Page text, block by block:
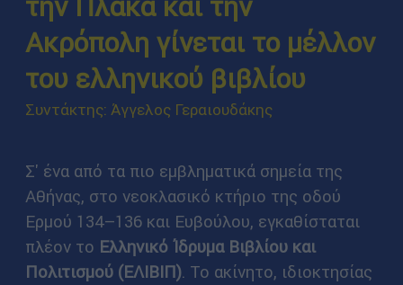
την Πλάκα και την
Ακρόπολη γίνεται το μέλλον
του ελληνικού βιβλίου
Συντάκτης: Άγγελος Γεραιουδάκης
Σ' ένα από τα πιο εμβληματικά σημεία της
Αθήνας, στο νεοκλασικό κτήριο της οδού
Ερμού 134–136 και Ευβούλου, εγκαθίσταται
πλέον το Ελληνικό Ίδρυμα Βιβλίου και
Πολιτισμού (ΕΛΙΒΙΠ). Το ακίνητο, ιδιοκτησίας